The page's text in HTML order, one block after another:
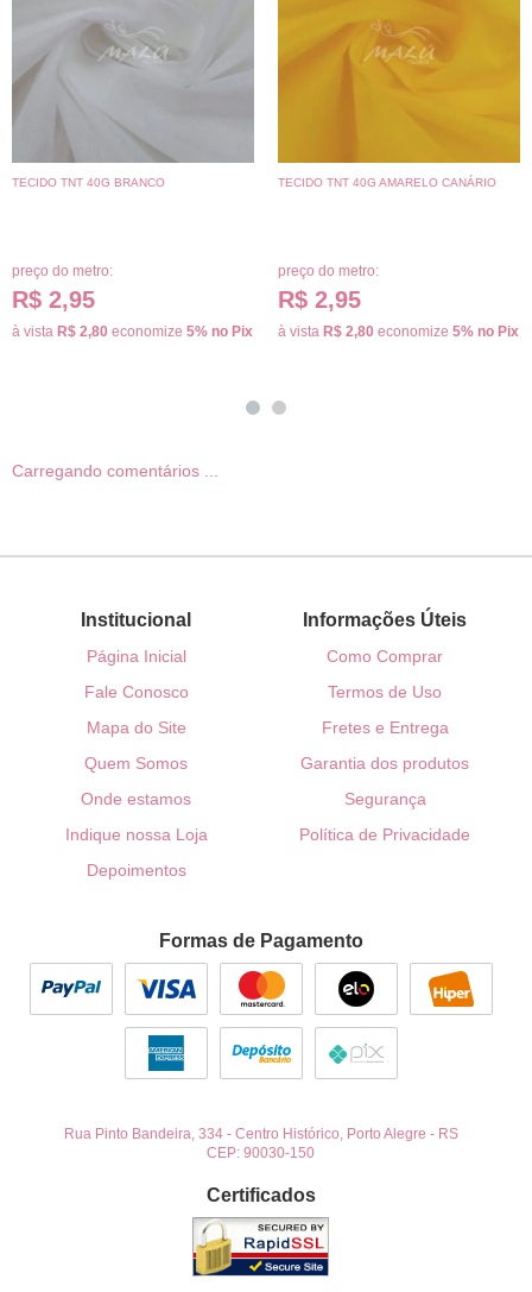
TECIDO TNT 40G BRANCO
preço do metro:
R$ 2,95
à vista R$ 2,80 economize 5% no Pix
TECIDO TNT 40G AMARELO CANÁRIO
preço do metro:
R$ 2,95
à vista R$ 2,80 economize 5% no Pix
Carregando comentários ...
Institucional
Página Inicial
Fale Conosco
Mapa do Site
Quem Somos
Onde estamos
Indique nossa Loja
Depoimentos
Informações Úteis
Como Comprar
Termos de Uso
Fretes e Entrega
Garantia dos produtos
Segurança
Política de Privacidade
Formas de Pagamento
Rua Pinto Bandeira, 334- Centro Histórico, Porto Alegre - RS
CEP: 90030-150
Certificados